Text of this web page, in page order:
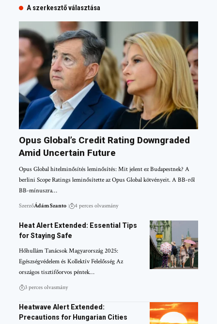
A szerkesztő választása
Opus Global’s Credit Rating Downgraded
Amid Uncertain Future
Opus Global hitelminősítés leminősítés: Mit jelent ez Budapestnek? A
berlini Scope Ratings leminősítette az Opus Global kötvényeit. A BB-ről
BB-mínuszra…
SzerzőÁdám Szanto 4 perces olvasmány
Heat Alert Extended: Essential Tips
for Staying Safe
Hőhullám Tanácsok Magyarország 2025:
Egészségvédelem és Kollektív Felelősség Az
országos tisztifőorvos péntek…
3 perces olvasmány
Heatwave Alert Extended:
Precautions for Hungarian Cities